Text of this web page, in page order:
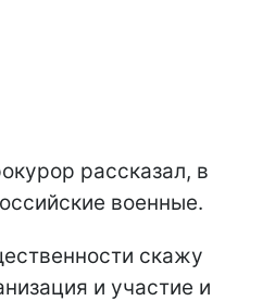
рассказал, в
военные.
скажу
и участие и